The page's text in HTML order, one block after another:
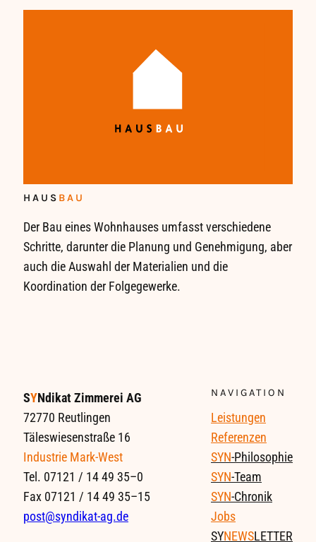
HAUS BAU
Der Bau eines Wohnhauses umfasst verschiedene
Schritte, darunter die Planung und Genehmigung, aber
auch die Auswahl der Materialien und die
Koordination der Folgegewerke.
SYNdikat Zimmerei AG
72770 Reutlingen
Täleswiesenstraße 16
Industrie Mark-West
Tel. 07121 / 14 49 35–0
Fax 07121 / 14 49 35–15
post@syndikat-ag.de
NAVIGATION
Leistungen
Referenzen
SYN-Philosophie
SYN-Team
SYN-Chronik
Jobs
SYNEWSLETTER